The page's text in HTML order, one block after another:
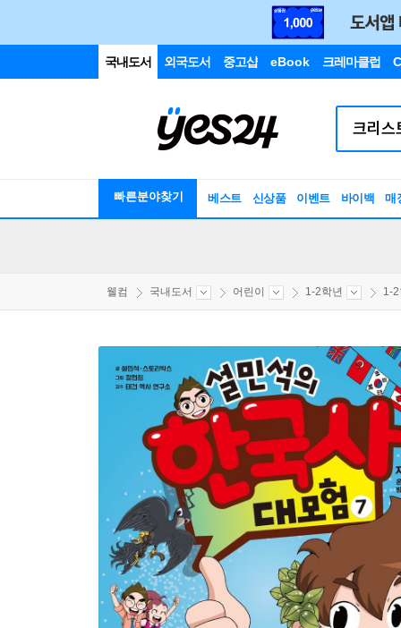
국내도서 외국도서 중고샵 eBook 크레마클럽
빠른분야찾기 베스트 신상품 이벤트 바이백 매
웰컴 국내도서 어린이 1-2학년 1-